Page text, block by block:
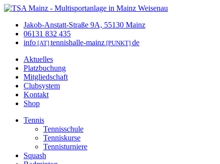
Jakob-Anstatt-Straße 9A, 55130 Mainz
06131 832 435
info [AT] tennishalle-mainz [PUNKT] de
Aktuelles
Platzbuchung
Mitgliedschaft
Clubsystem
Kontakt
Shop
Tennis
Tennisschule
Tenniskurse
Tennisturniere
Squash